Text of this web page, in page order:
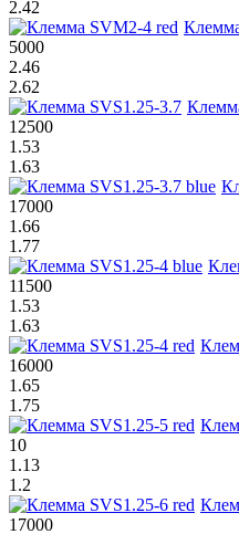
2.42
5000
2.46
2.62
12500
1.53
1.63
17000
1.66
1.77
11500
1.53
1.63
16000
1.65
1.75
10
1.13
1.2
17000